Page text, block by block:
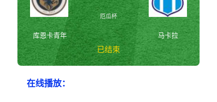
库恩卡青年
07:30:00
厄瓜杯
已结束
马卡拉
在线播放：